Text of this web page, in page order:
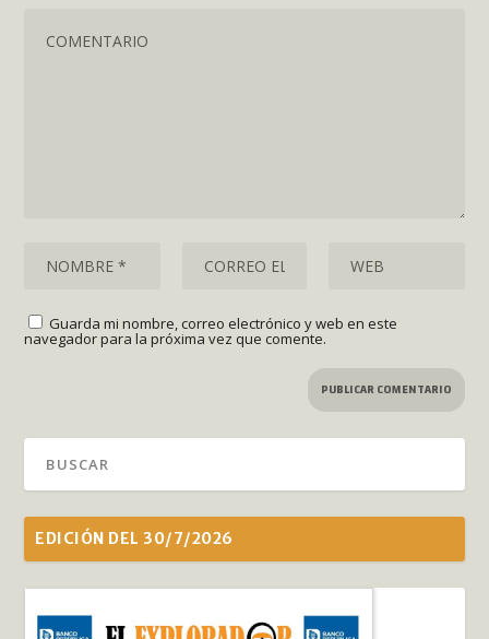
Guarda mi nombre, correo electrónico y web en este
navegador para la próxima vez que comente.
EDICIÓN DEL 30/7/2026